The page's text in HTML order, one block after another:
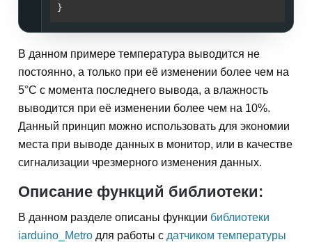
В данном примере температура выводится не
постоянно, а только при её изменении более чем на
5°С с момента последнего вывода, а влажность
выводится при её изменении более чем на 10%.
Данный принцип можно использовать для экономии
места при выводе данных в монитор, или в качестве
сигнализации чрезмерного изменения данных.
Описание функций библиотеки:
В данном разделе описаны функции библиотеки
iarduino_Metro для работы с датчиком температуры